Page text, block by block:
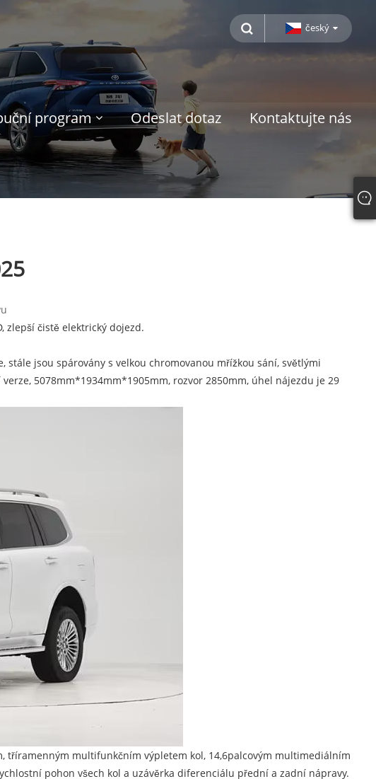
český
program Odeslat dotaz Kontaktujte nás
zlepší čistě elektrický dojezd.
jsou spárovány s velkou chromovanou mřížkou sání, světlými
5078mm*1934mm*1905mm, rozvor 2850mm, úhel nájezdu je 29
tříramenným multifunkčním výpletem kol, 14,6palcovým multimediálním
pohon všech kol a uzávěrka diferenciálu přední a zadní nápravy.